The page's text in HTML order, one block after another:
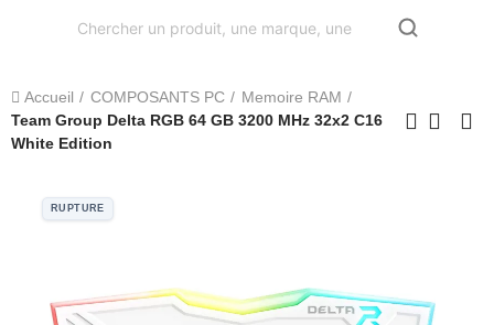
Accueil COMPOSANTS PC
Memoire RAM
Team Group Delta RGB 64 GB 3200 MHz 32x2 C16
White Edition
RUPTURE